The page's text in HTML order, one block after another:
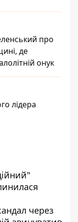
про
де
онук
лідера
через